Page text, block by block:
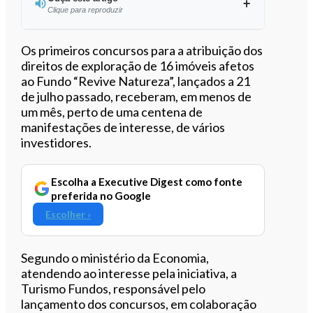
Clique para reproduzir
Ouvir este artigo
Os primeiros concursos para a atribuição dos
direitos de exploração de 16 imóveis afetos
ao Fundo “Revive Natureza”, lançados a 21
de julho passado, receberam, em menos de
um mês, perto de uma centena de
manifestações de interesse, de vários
investidores.
Escolha a Executive Digest como fonte
preferida no Google
Escolher ›
Segundo o ministério da Economia,
atendendo ao interesse pela iniciativa, a
Turismo Fundos, responsável pelo
lançamento dos concursos, em colaboração